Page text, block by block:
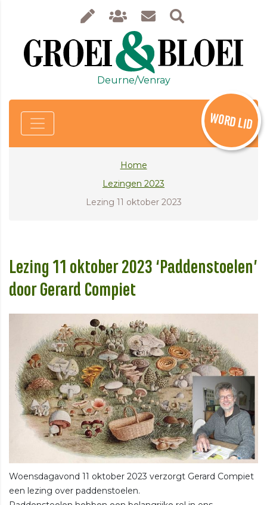
Deurne/Venray
WORD LID
Home
Lezingen 2023
Lezing 11 oktober 2023
Lezing 11 oktober 2023 ‘Paddenstoelen’
door Gerard Compiet
Woensdagavond 11 oktober 2023 verzorgt Gerard Compiet
een lezing over paddenstoelen.